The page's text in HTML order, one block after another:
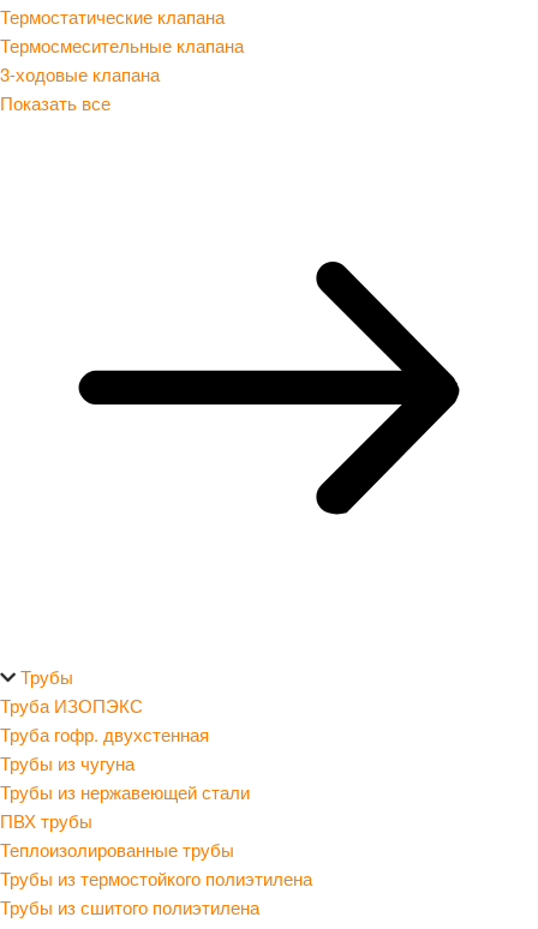
Термостатические клапана
Термосмесительные клапана
3-ходовые клапана
Показать все
Трубы
Труба ИЗОПЭКС
Труба гофр. двухстенная
Трубы из чугуна
Трубы из нержавеющей стали
ПВХ трубы
Теплоизолированные трубы
Трубы из термостойкого полиэтилена
Трубы из сшитого полиэтилена